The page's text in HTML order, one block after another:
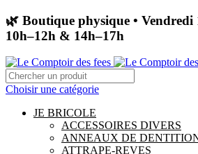
🌿 Boutique physique • Vendredi
10h–12h & 14h–17h
Choisir une catégorie
JE BRICOLE
ACCESSOIRES DIVERS
ANNEAUX DE
ATTRAPE-REVES